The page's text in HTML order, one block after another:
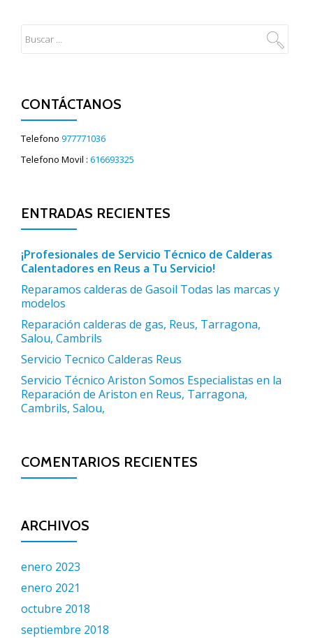
CONTÁCTANOS
Telefono 977771036
Telefono Movil : 616693325
ENTRADAS RECIENTES
¡Profesionales de Servicio Técnico de Calderas
Calentadores en Reus a Tu Servicio!
Reparamos calderas de Gasoil Todas las marcas y
modelos
Reparación calderas de gas, Reus, Tarragona,
Salou, Cambrils
Servicio Tecnico Calderas Reus
Servicio Técnico Ariston Somos Especialistas en la
Reparación de Ariston en Reus, Tarragona,
Cambrils, Salou,
COMENTARIOS RECIENTES
ARCHIVOS
enero 2023
enero 2021
octubre 2018
septiembre 2018